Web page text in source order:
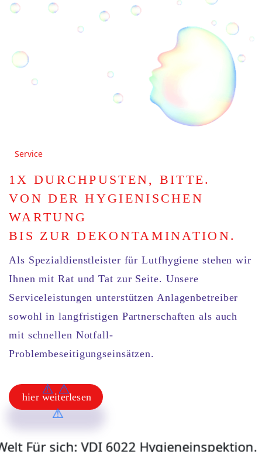
Service
1X DURCHPUSTEN, BITTE.
VON DER HYGIENISCHEN
WARTUNG
BIS ZUR DEKONTAMINATION.
Als Spezialdienstleister für Lutfhygiene stehen wir
Ihnen mit Rat und Tat zur Seite. Unsere
Serviceleistungen unterstützen Anlagenbetreiber
sowohl inlangfristigen Partnerschaften als auch
mit schnellen Notfall-
Problembeseitigungseinsätzen.
hier weiterlesen
hier weiterlesen